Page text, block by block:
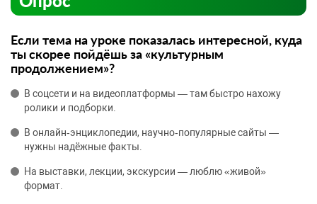
Если тема на уроке показалась интересной, куда
ты скорее пойдёшь за «культурным
продолжением»?
В соцсети и на видеоплатформы — там быстро нахожу
ролики и подборки.
В онлайн‑энциклопедии, научно‑популярные сайты —
нужны надёжные факты.
На выставки, лекции, экскурсии — люблю «живой»
формат.